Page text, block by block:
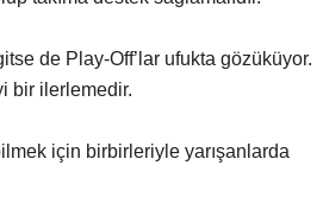
de Play-Off’lar ufukta gözüküyor.
bir ilerlemedir.
için birbirleriyle yarışanlarda